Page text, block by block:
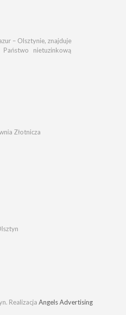
– Olsztynie, znajduje
nietuzinkową
Złotnicza
Realizacja Angels Advertising